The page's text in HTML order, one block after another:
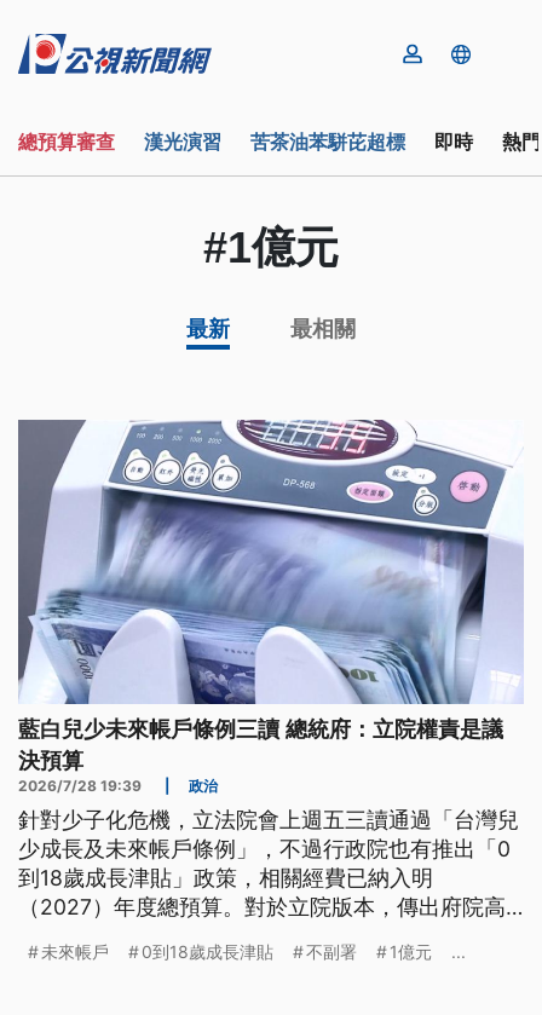
總預算審查 漢光演習 苦茶油苯駢芘超標 即時 熱
#1億元
最新 最相關
藍白兒少未來帳戶條例三讀 總統府：立院權責是議
決預算
2026/7/28 19:39 政治
針對少子化危機，立法院會上週五三讀通過「台灣兒
少成長及未來帳戶條例」，不過行政院也有推出「0
到18歲成長津貼」政策，相關經費已納入明
（2027）年度總預算。對於立院版本，傳出府院高
未來帳戶 0到18歲成長津貼 不副署 1億元 ...